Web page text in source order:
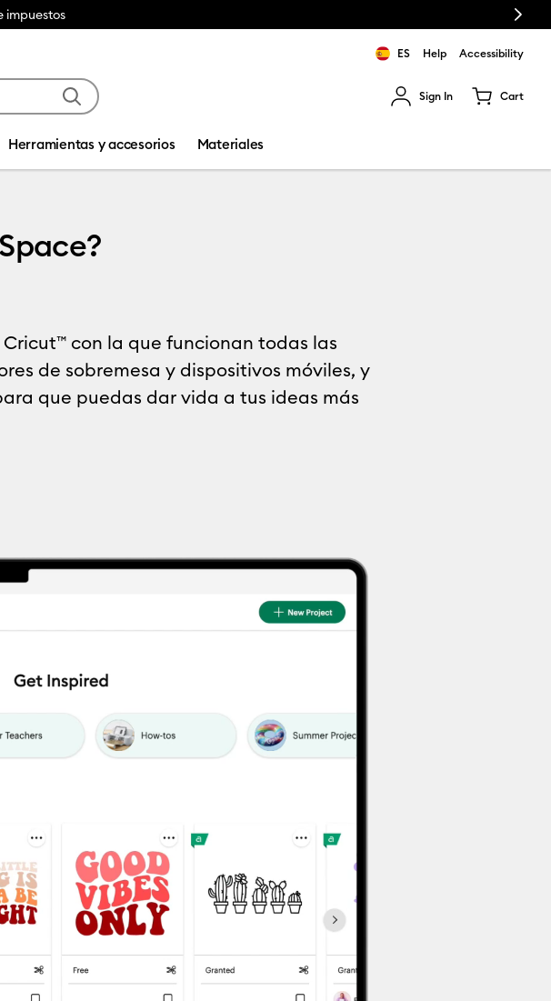
€50 Next
ES Help Accessibility
Sign In Cart
Herramientas y accesorios Materiales
con la que funcionan todas las
de sobremesa y dispositivos móviles, y
que puedas dar vida a tus ideas más